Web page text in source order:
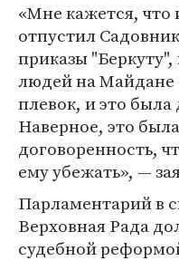
«Мне кажется, что
отпустил
приказы
людей на Майдане
плевок, и это
Наверное, это
договоренность,
ему убежать», —
Парламентарий в
Верховная Рада
судебной